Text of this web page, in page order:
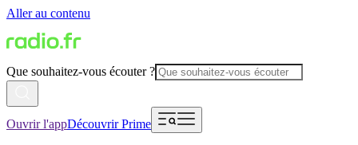
Aller au contenu
Que souhaitez-vous écouter ?
Ouvrir l'appDécouvrir Prime